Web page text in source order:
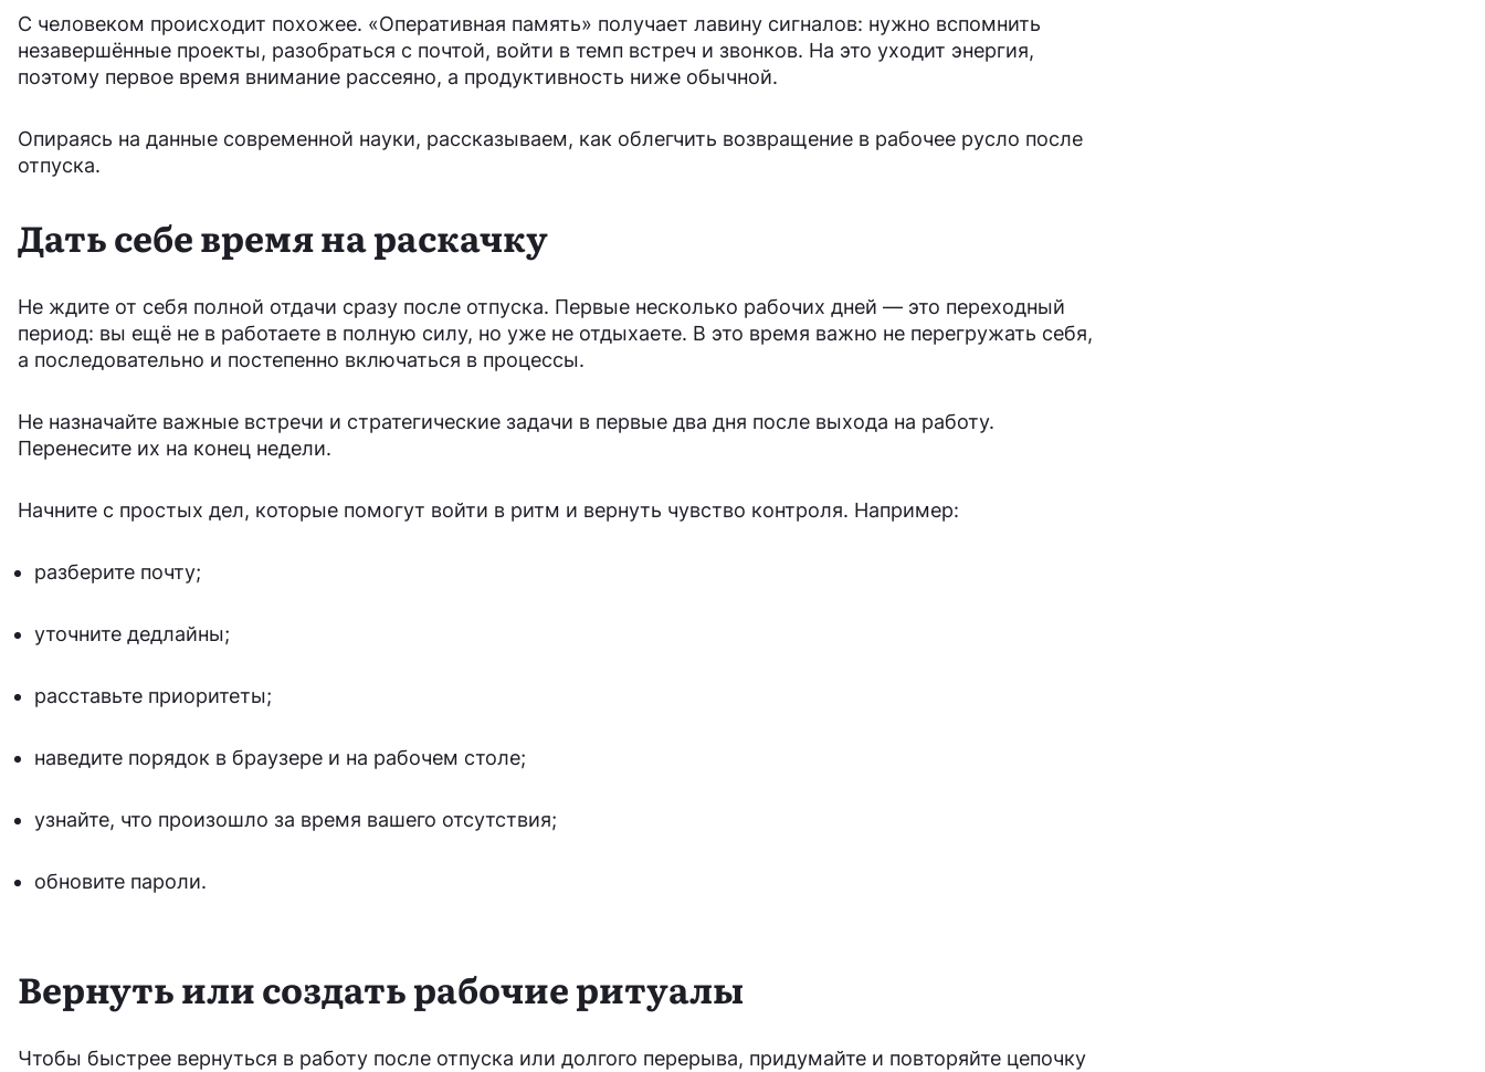
С человеком происходит похожее. «Оперативная память» получает лавину сигналов: нужно вспомнить
незавершённые проекты, разобраться с почтой, войти в темп встреч и звонков. На это уходит энергия,
поэтому первое время внимание рассеяно, а продуктивность ниже обычной.
Опираясь на данные современной науки, рассказываем, как облегчить возвращение в рабочее русло после
отпуска.
Дать себе время на раскачку
Не ждите от себя полной отдачи сразу после отпуска. Первые несколько рабочих дней — это переходный
период: вы ещё не в работаете в полную силу, но уже не отдыхаете. В это время важно не перегружать себя,
а последовательно и постепенно включаться в процессы.
Не назначайте важные встречи и стратегические задачи в первые два дня после выхода на работу.
Перенесите их на конец недели.
Начните с простых дел, которые помогут войти в ритм и вернуть чувство контроля. Например:
разберите почту;
уточните дедлайны;
расставьте приоритеты;
наведите порядок в браузере и на рабочем столе;
узнайте, что произошло за время вашего отсутствия;
обновите пароли.
Вернуть или создать рабочие ритуалы
Чтобы быстрее вернуться в работу после отпуска или долгого перерыва, придумайте и повторяйте цепочку